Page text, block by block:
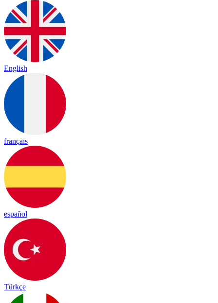
English
français
español
Türkçe